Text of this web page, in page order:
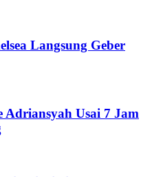
Langsung Geber
Adriansyah Usai 7 Jam